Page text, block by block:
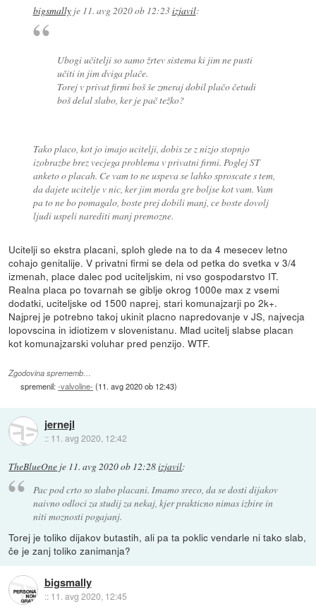
bigsmallyje 11. avg 2020 ob 12:23izjavil:
Ubogi učitelji so samo žrtev sistema ki jim ne pusti
učiti in jim dviga plače.
Torej v privat firmi boš še zmeraj dobil plačo četudi
boš delal slabo, ker je pač težko?
Tako placo, kot jo imajo ucitelji, dobis ze z nizjo stopnjo
izobrazbe brez vecjega problema v privatni firmi. Poglej ST
anketo o placah. Ce vam to ne uspeva se lahko sproscate s tem,
da dajete ucitelje v nic, ker jim morda gre boljse kot vam. Vam
pa to ne bo pomagalo, boste prej dobili manj, ce boste dovolj
ljudi uspeli narediti manj premozne.
Ucitelji so ekstra placani, sploh glede na to da 4 mesecev letno
cohajo genitalije. V privatni firmi se dela od petka do svetka v 3/4
izmenah, place dalec pod uciteljskim, ni vso gospodarstvo IT.
Realna placa po tovarnah se giblje okrog 1000e max z vsemi
dodatki, uciteljske od 1500 naprej, stari komunajzarji po 2k+.
Najprej je potrebno takoj ukinit placno napredovanje v JS, najvecja
lopovscina in idiotizem v slovenistanu. Mlad ucitelj slabse placan
kot komunajzarski voluhar pred penzijo. WTF.
Zgodovina sprememb…
spremenil:-valvoline- (11. avg 2020 ob 12:43)
jernejl
:: 11. avg 2020, 12:42
TheBlueOne je 11. avg 2020 ob 12:28izjavil:
Pac pod crto so slabo placani. Imamo sreco, da se dosti dijakov
naivno odloci za studij za nekaj, kjer prakticno nimas izbire in
niti moznosti pogajanj.
Torej je toliko dijakov butastih, ali pa ta poklic vendarle ni tako slab,
če je zanj toliko zanimanja?
bigsmally
:: 11. avg 2020, 12:45